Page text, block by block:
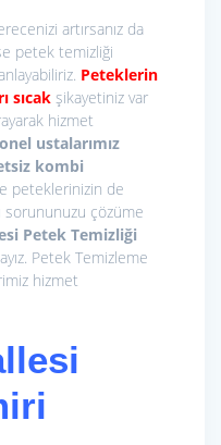
artırsanız da
petek temizliği
Peteklerin
sıcak şikayetiniz var
hizmet
ustalarımız
kombi
peteklerinizin de
sorununuzu çözüme
Petek Temizliği
Petek Temizleme
hizmet